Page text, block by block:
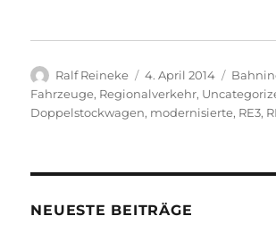
Autor
Ralf Reineke
Veröffentlicht
am
4. April 2014
Fahrzeuge, Regionalverkehr,
Doppelstockwagen, modernisierte, RE3,
NEUESTE BEITRÄGE